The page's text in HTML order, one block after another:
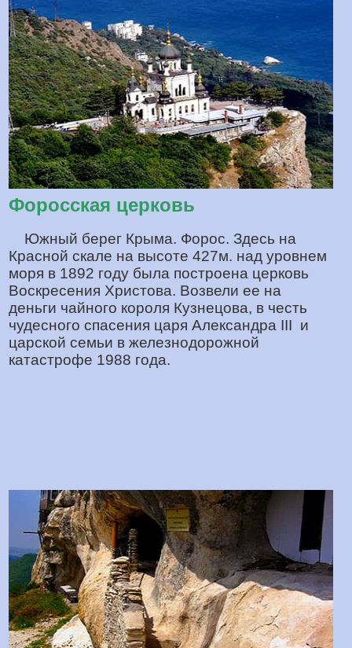
Форосская церковь
Южный берег Крыма. Форос. Здесь на
Красной скале на высоте 427м. над уровнем
моря в 1892 году была построена церковь
Воскресения Христова. Возвели ее на
деньги чайного короля Кузнецова, в честь
чудесного спасения царя Александра III и
царской семьи в железнодорожной
катастрофе 1988 года.